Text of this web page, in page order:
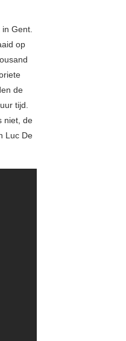
Gent.
op
de
tijd.
niet, de
Luc De